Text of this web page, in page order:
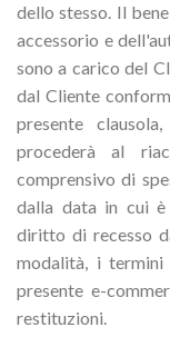
dello stesso. Il
accessorio e
sono a carico del
dal Cliente
presente
procederà al
comprensivo di
dalla data in cui è
diritto di recesso
modalità, i
presente e-
restituzioni.